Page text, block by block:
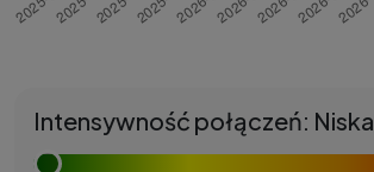
Intensywność połączeń: Niska